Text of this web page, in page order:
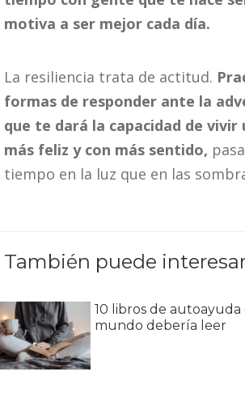
motiva a ser mejor cada día.
La resiliencia trata de actitud.
formas de responder ante la
que te dará la capacidad de vivir
más feliz y con más sentido,
tiempo en la luz que en las
También puede
10 libros de autoayuda
mundo debería leer